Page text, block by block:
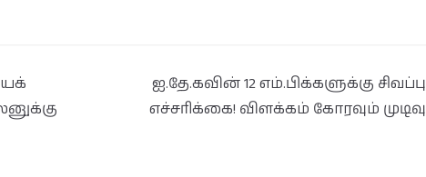
ஐ.தே.கவின் 12 எம்.பிக்களுக்கு சிவப்பு
எச்சரிக்கை! விளக்கம் கோரவும் முடிவு